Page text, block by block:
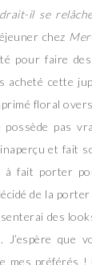
il se
chez
pour faire
acheté cette
floral
pas
et fait
à fait porter
de la
des
que
mes préférés